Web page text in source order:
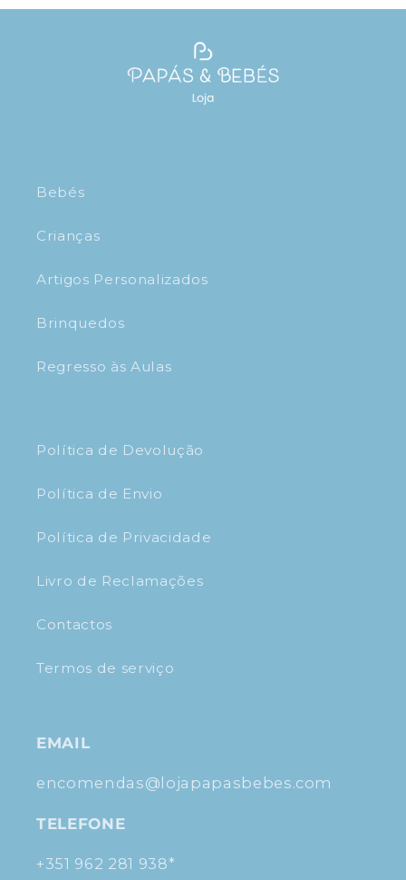
Bebés
Crianças
Artigos Personalizados
Brinquedos
Regresso às Aulas
Política de Devolução
Política de Envio
Política de Privacidade
Livro de Reclamações
Contactos
Termos de serviço
EMAIL
encomendas@lojapapasbebes.com
TELEFONE
+351 962 281 938*